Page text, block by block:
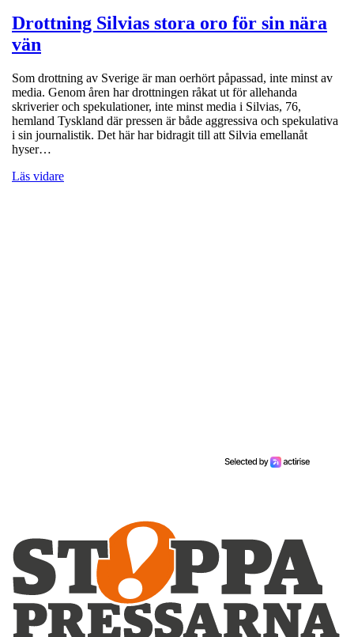
Drottning Silvias stora oro för sin nära
vän
Som drottning av Sverige är man oerhört påpassad, inte minst av
media. Genom åren har drottningen råkat ut för allehanda
skriverier och spekulationer, inte minst media i Silvias, 76,
hemland Tyskland där pressen är både aggressiva och spekulativa
i sin journalistik. Det här har bidragit till att Silvia emellanåt
hyser…
Läs vidare